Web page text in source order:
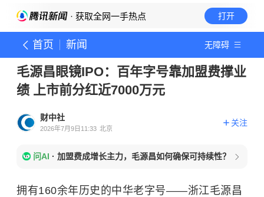
· 获取全网一手热点 打开
首页 新闻 无障碍
毛源昌眼镜IPO：百年字号靠加盟费撑业
绩 上市前分红近7000万元
财中社
2026年7月9日11:33 北京
关注
问AI · 加盟费成增长主力，毛源昌如何确保可持续性？
拥有160余年历史的中华老字号——浙江毛源昌